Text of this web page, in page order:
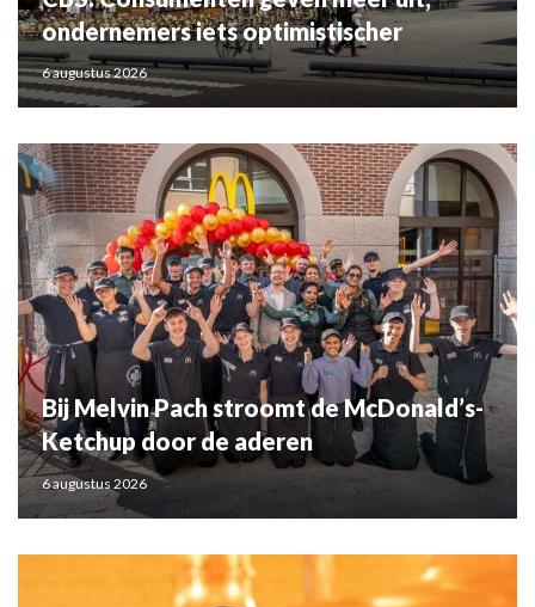
ondernemers iets optimistischer
6 augustus 2026
Bij Melvin Pach stroomt de McDonald’s-
Ketchup door de aderen
6 augustus 2026